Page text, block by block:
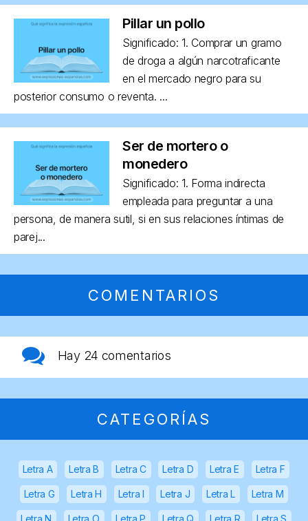
Pillar un pollo
Significado: 1. Comprar un gramo
de droga a algún narcotraficante
en el mercado negro para su
posterior consumo o reventa. ...
Ser de mortero o
monedero
Significado: 1. Forma indirecta
empleada para preguntar a una
persona, de manera sutil, si en sus relaciones íntimas de
parej...
COMENTARIOS
Hay 24 comentarios
CATEGORÍAS
Letra A Letra B Letra C Letra D Letra E Letra F
Letra G Letra H Letra I Letra J Letra L Letra M
Letra N Letra O Letra P Letra Q Letra R Letra S